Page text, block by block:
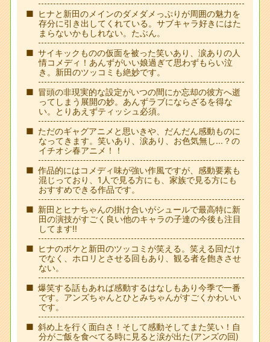
ヒナと新田のメインのダメダメっぷりが周囲の魅力を
存分に引き出してくれている。サブキャラ好きにはた
まらないかもしれない。たぶん。
サイキックものの仮面を被った笑いあり、涙ありの人
情コメディ！あんずがいい娘過ぎて思わずもらい泣
き。新田のツッコミも絶妙です。
冒頭の非現実的な設定がいつの間にか忘却の彼方へ逝
ってしまう展開の妙。あんずラブにならざるを得な
い。とりあえずティッシュ必須。
ただのギャグアニメと思いきや、だんだん感動ものに
なってきます。笑いあり、涙あり、お色気無し...？の
イチオシ春アニメ！！
作品的にはコメディ味が強い作風ですが、感動要素も
混じっており、1人で見る方にも、家族で見る方にも
おすすめできる作品です。
新田とヒナちゃんの掛け合いがシュールで最高特に新
田の演技がすごく良い他のキャラの子達の今後も注目
してます!!
ヒナのボケと新田のツッコミが笑える。笑える回だけ
でなく、ホロリとさせる回もあり、観る者を飽きさせ
ない。
爆笑する話もあれば感動するはなしもあり今季で一番
です。アンズちゃんとひとみちゃんがすごくかわいい
です。
斜め上を行く面白さ！そして感動そしてまた笑い！自
分がご飯を食べてる時に見ると涙が出た(アンズの回)